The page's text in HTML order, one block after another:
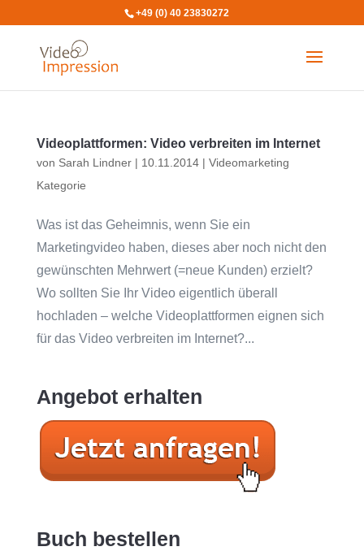
+49 (0) 40 23830272
Videoplattformen: Video verbreiten im Internet
von Sarah Lindner| 10.11.2014| Videomarketing
Kategorie
Was ist das Geheimnis, wenn Sie ein
Marketingvideo haben, dieses aber noch nicht den
gewünschten Mehrwert (=neue Kunden) erzielt?
Wo sollten Sie Ihr Video eigentlich überall
hochladen – welche Videoplattformen eignen sich
für das Video verbreiten im Internet?...
Angebot erhalten
Buch bestellen